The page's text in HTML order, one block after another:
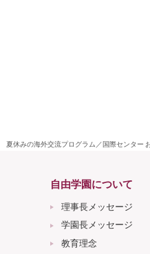
夏休みの海外交流プログラム／国際センター
自由学園について
理事長メッセージ
学園長メッセージ
教育理念